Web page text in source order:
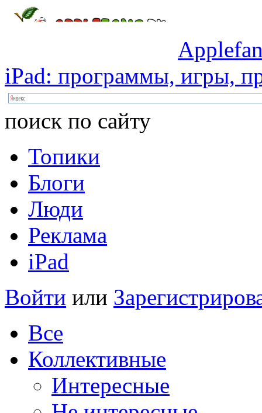
iPad: программы, игры,
поиск по сайту
Топики
Блоги
Люди
Реклама
iPad
Войти или
Все
Коллективные
Интересные